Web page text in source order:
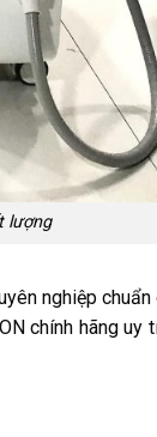
lượng
nghiệp chuẩn
chính hãng uy